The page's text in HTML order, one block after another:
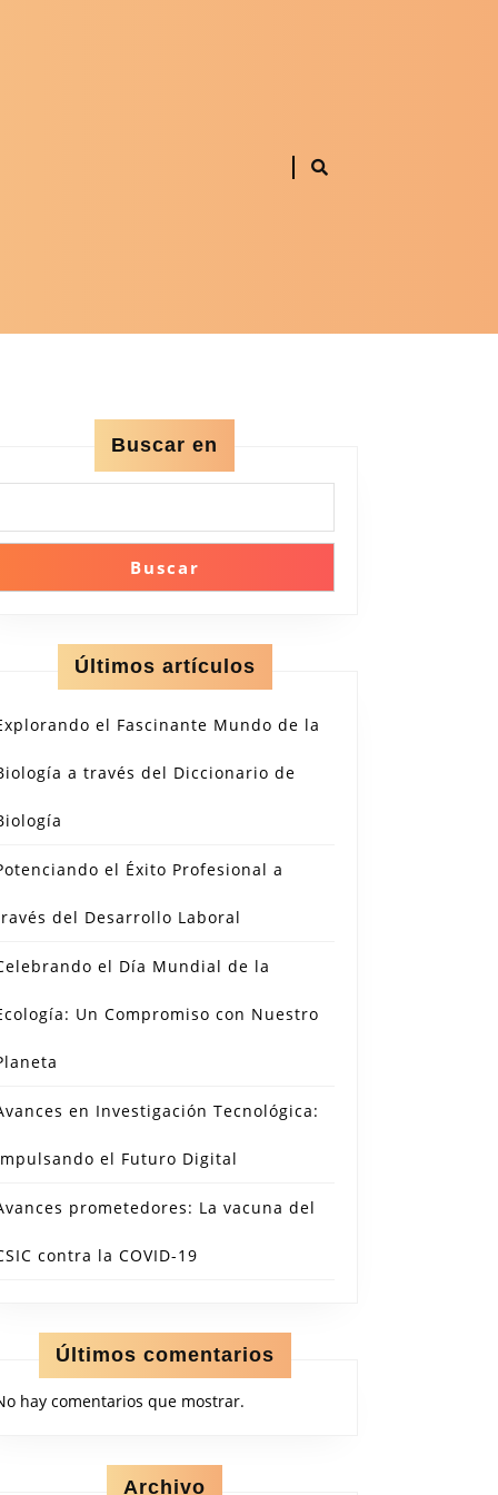
Buscar en
Buscar
Últimos artículos
el Fascinante Mundo de la
a través del Diccionario de
el Éxito Profesional a
del Desarrollo Laboral
el Día Mundial de la
Un Compromiso con Nuestro
en Investigación Tecnológica:
el Futuro Digital
prometedores: La vacuna del
contra la COVID-19
Últimos comentarios
hay comentarios que mostrar.
Archivo